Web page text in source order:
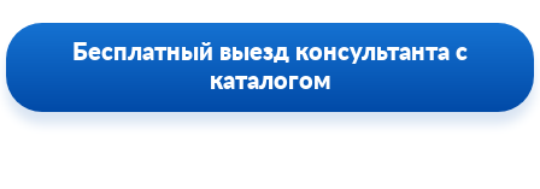
Бесплатный выезд консультанта с
каталогом